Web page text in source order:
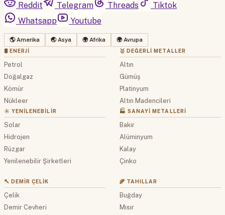
Reddit
Telegram Threads
Tiktok
Whatsapp
Youtube
🌎 Amerika 🌏 Asya 🌍 Afrika 🌍 Avrupa
🛢 ENERJI
Petrol
Doğalgaz
Kömür
Nükleer
☀️ YENILENEBILIR
Solar
Hidrojen
Rüzgar
Yenilenebilir Şirketleri
🥇 DEĞERLI METALLER
Altın
Gümüş
Platinyum
Altın Madencileri
🏭 SANAYI METALLERI
Bakır
Alüminyum
Kalay
Çinko
🔨 DEMIR ÇELIK
Çelik
Demir Cevheri
🌾 TAHILLAR
Buğday
Mısır